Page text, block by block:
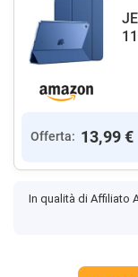
Offerta: 13,99 €
In qualità di Affiliato